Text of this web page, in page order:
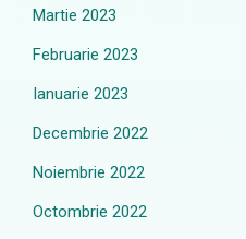
Martie 2023
Februarie 2023
Ianuarie 2023
Decembrie 2022
Noiembrie 2022
Octombrie 2022